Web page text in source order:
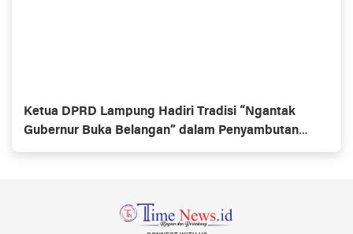
Ketua DPRD Lampung Hadiri Tradisi “Ngantak
Gubernur Buka Belangan” dalam Penyambutan
Gubernur Baru